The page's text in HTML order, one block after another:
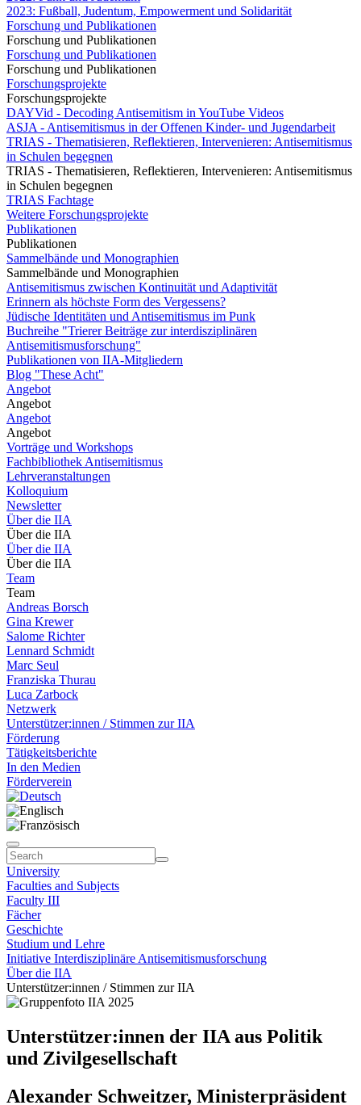
2023: Fußball, Judentum, Empowerment und Solidarität
Forschung und Publikationen
Forschung und Publikationen
Forschung und Publikationen
Forschung und Publikationen
Forschungsprojekte
Forschungsprojekte
DAYVid - Decoding Antisemitism in YouTube Videos
ASJA - Antisemitismus in der Offenen Kinder- und Jugendarbeit
TRIAS - Thematisieren, Reflektieren, Intervenieren: Antisemitismus
in Schulen begegnen
TRIAS - Thematisieren, Reflektieren, Intervenieren: Antisemitismus
in Schulen begegnen
TRIAS Fachtage
Weitere Forschungsprojekte
Publikationen
Publikationen
Sammelbände und Monographien
Sammelbände und Monographien
Antisemitismus zwischen Kontinuität und Adaptivität
Erinnern als höchste Form des Vergessens?
Jüdische Identitäten und Antisemitismus im Punk
Buchreihe "Trierer Beiträge zur interdisziplinären
Antisemitismusforschung"
Publikationen von IIA-Mitgliedern
Blog "These Acht"
Angebot
Angebot
Angebot
Angebot
Vorträge und Workshops
Fachbibliothek Antisemitismus
Lehrveranstaltungen
Kolloquium
Newsletter
Über die IIA
Über die IIA
Über die IIA
Über die IIA
Team
Team
Andreas Borsch
Gina Krewer
Salome Richter
Lennard Schmidt
Marc Seul
Franziska Thurau
Luca Zarbock
Netzwerk
Unterstützer:innen / Stimmen zur IIA
Förderung
Tätigkeitsberichte
In den Medien
Förderverein
University
Faculties and Subjects
Faculty III
Fächer
Geschichte
Studium und Lehre
Initiative Interdisziplinäre Antisemitismusforschung
Über die IIA
Unterstützer:innen / Stimmen zur IIA
Unterstützer:innen der IIA aus Politik
und Zivilgesellschaft
Alexander Schweitzer, Ministerpräsident